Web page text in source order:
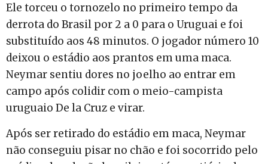
Ele torceu o tornozelo no primeiro tempo da
derrota do Brasil por 2 a 0 para o Uruguai e foi
substituído aos 48 minutos. O jogador número 10
deixou o estádio aos prantos em uma maca.
Neymar sentiu dores no joelho ao entrar em
campo após colidir com o meio-campista
uruguaio De la Cruz e virar.
Após ser retirado do estádio em maca, Neymar
não conseguiu pisar no chão e foi socorrido pelo